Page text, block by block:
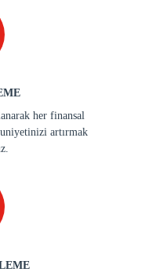
her finansal
artırmak